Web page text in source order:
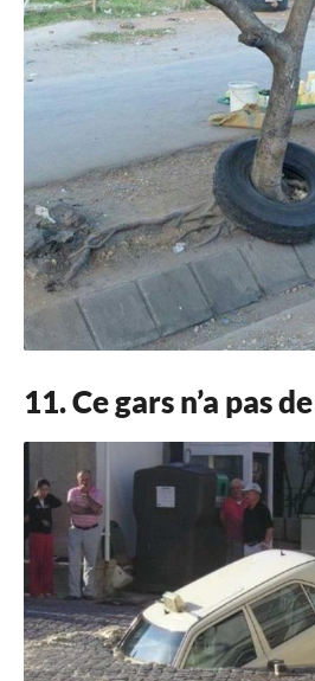
11. Ce gars n’a pas